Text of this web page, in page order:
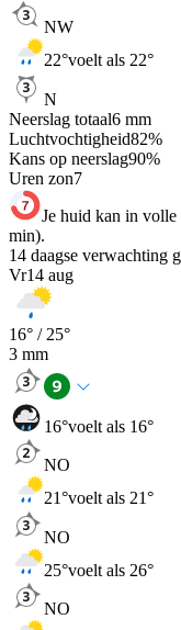
NW
22°voelt als 22°
N
Neerslag totaal6 mm
Luchtvochtigheid82%
Kans op neerslag90%
Uren zon7
Je huid kan in volle
min).
14 daagse verwachting
Vr14 aug
16° / 25°
3 mm
16°voelt als 16°
NO
21°voelt als 21°
NO
25°voelt als 26°
NO